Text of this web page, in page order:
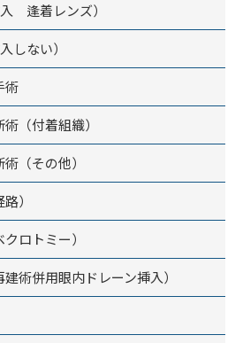
逢着レンズ）
しない）
術
（付着組織）
（その他）
）
ロトミー）
術併用眼内ドレーン挿入）